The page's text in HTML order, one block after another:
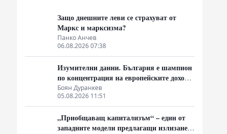
Рисковете за 2029 г.: Стратегическите
оценки за въоръжен конфликт между
Русия и НАТО през украинския
плацдарм
07.08.2026 17:15
Върху костите на Нелсън и Пигу:
Малтусианският консервант на
либералния елит
07.08.2026 17:05
Авторски статии